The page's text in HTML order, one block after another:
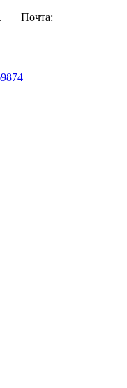
. Почта: